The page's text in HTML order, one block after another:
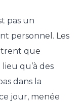
pas un
personnel. Les
que
qu’à des
dans la
jour, menée